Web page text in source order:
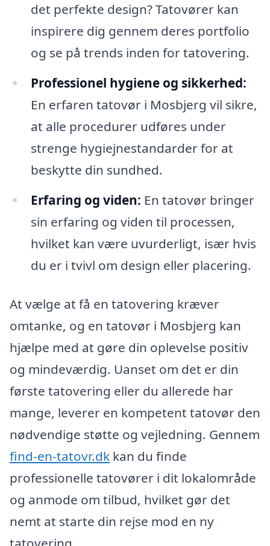
det perfekte design? Tatovører kan
inspirere dig gennem deres portfolio
og se på trends inden for tatovering.
Professionel hygiene og sikkerhed:
En erfaren tatovør i Mosbjerg vil sikre,
at alle procedurer udføres under
strenge hygiejnestandarder for at
beskytte din sundhed.
Erfaring og viden: En tatovør bringer
sin erfaring og viden til processen,
hvilket kan være uvurderligt, især hvis
du er i tvivl om design eller placering.
At vælge at få en tatovering kræver
omtanke, og en tatovør i Mosbjerg kan
hjælpe med at gøre din oplevelse positiv
og mindeværdig. Uanset om det er din
første tatovering eller du allerede har
mange, leverer en kompetent tatovør den
nødvendige støtte og vejledning. Gennem
find-en-tatovr.dk kan du finde
professionelle tatovører i dit lokalområde
og anmode om tilbud, hvilket gør det
nemt at starte din rejse mod en ny